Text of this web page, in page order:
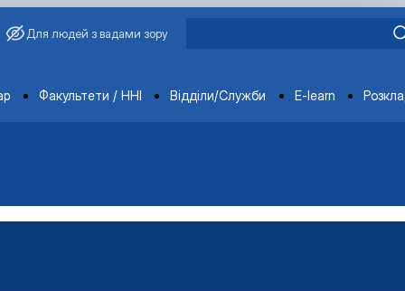
Для людей з вадами зору
Факультети / ННІ Відділи/Служби E-learn